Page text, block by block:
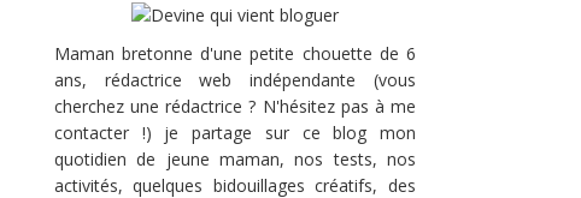
Maman bretonne d'une petite chouette de 6
ans, rédactrice web indépendante (vous
cherchez une rédactrice ? N'hésitez pas à me
contacter !) je partage sur ce blog mon
quotidien de jeune maman, nos tests, nos
activités, quelques bidouillages créatifs, des